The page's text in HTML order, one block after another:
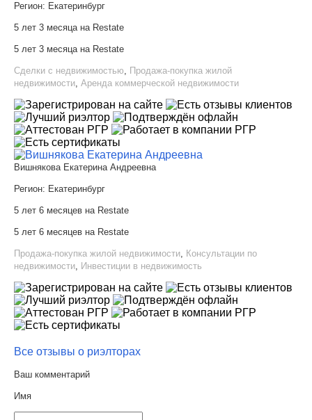
Регион: Екатеринбург
5 лет 3 месяца на Restate
5 лет 3 месяца на Restate
Сделки с недвижимостью, Продажа-покупка жилой
недвижимости, Аренда коммерческой недвижимости
Вишнякова Екатерина Андреевна
Регион: Екатеринбург
5 лет 6 месяцев на Restate
5 лет 6 месяцев на Restate
Продажа-покупка жилой недвижимости, Консультации по
недвижимости, Инвестиции в недвижимость
Все отзывы о риэлторах
Ваш комментарий
Имя